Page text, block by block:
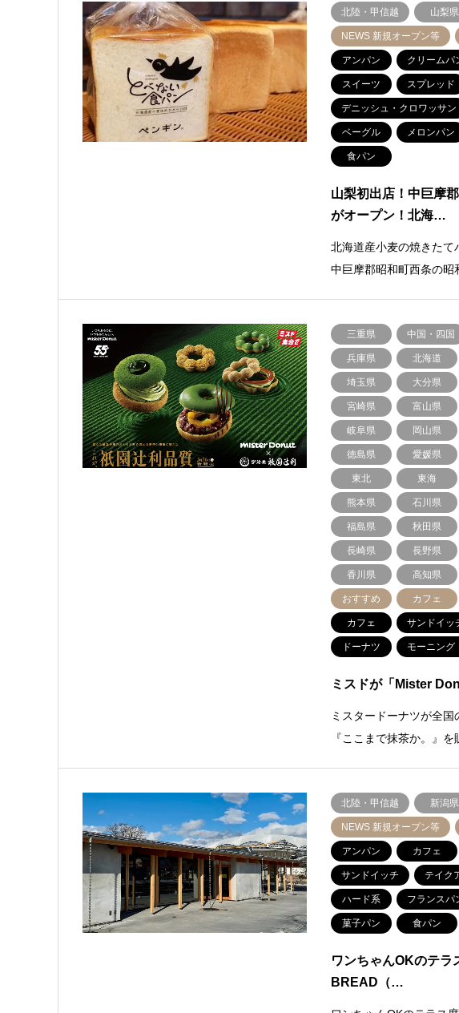
北陸・甲信越 山梨県
NEWS 新規オープン等
アンパン クリームパ
スイーツ スプレッド
デニッシュ・クロワッサン
ベーグル メロンパン
食パン
山梨初出店！中巨摩
がオープン！北海…
北海道産小麦の焼きたて
中巨摩郡昭和町西条の昭
三重県 中国・四国
兵庫県 北海道
埼玉県 大分県
宮崎県 富山県
岐阜県 岡山県
徳島県 愛媛県
東北 東海
熊本県 石川県
福島県 秋田県
長崎県 長野県
香川県 高知県
おすすめ カフェ
カフェ サンドイッ
ドーナツ モーニング
ミスドが「Mister
ミスタードーナツが全
『ここまで抹茶か。』
北陸・甲信越 新潟県
NEWS 新規オープン等
アンパン カフェ
サンドイッチ テイク
ハード系 フランスパ
菓子パン 食パン
ワンちゃんOKのテラ
BREAD（…